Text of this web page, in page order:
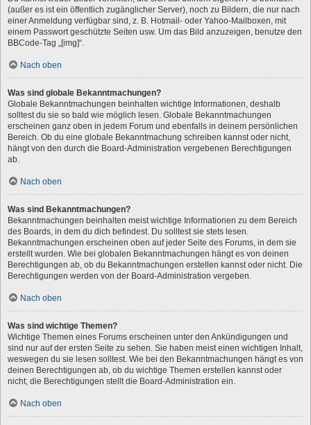
(außer es ist ein öffentlich zugänglicher Server), noch zu Bildern, die nur nach
einer Anmeldung verfügbar sind, z. B. Hotmail- oder Yahoo-Mailboxen, mit
einem Passwort geschützte Seiten usw. Um das Bild anzuzeigen, benutze den
BBCode-Tag „[img]“.
Nach oben
Was sind globale Bekanntmachungen?
Globale Bekanntmachungen beinhalten wichtige Informationen, deshalb
solltest du sie so bald wie möglich lesen. Globale Bekanntmachungen
erscheinen ganz oben in jedem Forum und ebenfalls in deinem persönlichen
Bereich. Ob du eine globale Bekanntmachung schreiben kannst oder nicht,
hängt von den durch die Board-Administration vergebenen Berechtigungen
ab.
Nach oben
Was sind Bekanntmachungen?
Bekanntmachungen beinhalten meist wichtige Informationen zu dem Bereich
des Boards, in dem du dich befindest. Du solltest sie stets lesen.
Bekanntmachungen erscheinen oben auf jeder Seite des Forums, in dem sie
erstellt wurden. Wie bei globalen Bekanntmachungen hängt es von deinen
Berechtigungen ab, ob du Bekanntmachungen erstellen kannst oder nicht. Die
Berechtigungen werden von der Board-Administration vergeben.
Nach oben
Was sind wichtige Themen?
Wichtige Themen eines Forums erscheinen unter den Ankündigungen und
sind nur auf der ersten Seite zu sehen. Sie haben meist einen wichtigen Inhalt,
weswegen du sie lesen solltest. Wie bei den Bekanntmachungen hängt es von
deinen Berechtigungen ab, ob du wichtige Themen erstellen kannst oder
nicht; die Berechtigungen stellt die Board-Administration ein.
Nach oben